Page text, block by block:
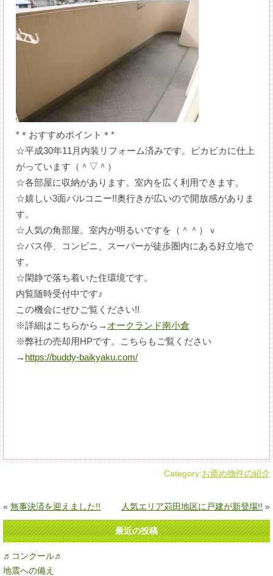
*＊おすすめポイント＊*
☆平成30年11月内装リフォーム済みです。ピカピカに仕上
がっています（＾▽＾）
☆各部屋に収納があります。室内を広く利用できます。
☆嬉しい3面バルコニー!!奥行きが広いので開放感がありま
す。
☆人気の角部屋。室内が明るいですを（＾＾）ｖ
☆バス停、コンビニ、スーパーが徒歩圏内にある好立地で
す。
☆閑静で落ち着いた住環境です。
内覧随時受付中です♪
この機会にぜひご覧ください!!
※詳細はこちらから→ オークランド南小倉
※弊社の売却用HPです。こちらもご覧ください
→ https://buddy-baikyaku.com/
Category:お薦め物件の紹介
« 無事決済を迎えました!! 人気エリア苅田地区に戸建が新登場!! »
最近の投稿
♬コンクール♬
地震への備え